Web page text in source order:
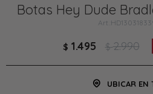
Botas Hey Dude
$ 1.495 $ 2.990
UBICAR EN